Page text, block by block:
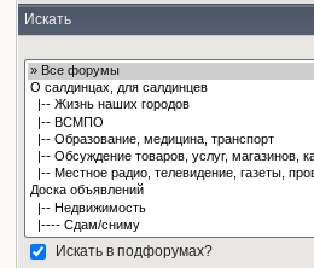
Искать
Искать в подфорумах?